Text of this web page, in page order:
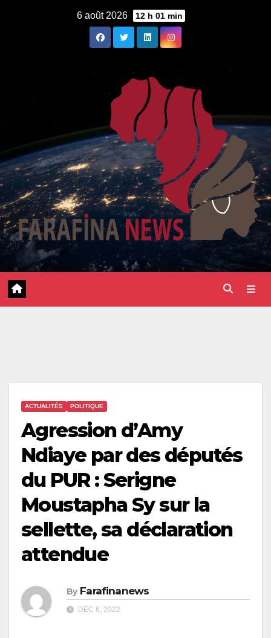
6 août 2026 12 h 01 min
ACTUALITÉS POLITIQUE
Agression d’Amy
Ndiaye par des députés
du PUR : Serigne
Moustapha Sy sur la
sellette, sa déclaration
attendue
By Farafinanews
DÉC 6, 2022